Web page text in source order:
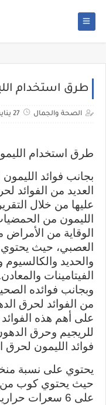
طرق استخدام
الصحة والجمال 27 يناير 2025
طرق استخدام
بجانب فوائد
العديد من الفوائد
عليها من خلال
الليمون من
الوقاية من الأمراض
والحديد والكالسيوم
الفيتامينات
وبجانب فوائده
من الفوائد لحرق
على أهم هذه
للريجيم وحرق
فوائد الليمون لحرق
يحتوي على نسبة
حيث يحتوي كوب من
على 6 سعرات حرارية فقط.